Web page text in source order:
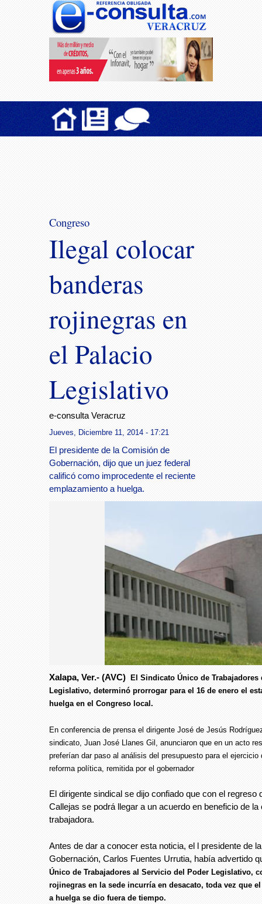
Congreso
Ilegal colocar
banderas
rojinegras en
el Palacio
Legislativo
e-consulta Veracruz
Jueves, Diciembre 11, 2014 - 17:21
El presidente de la Comisión de
Gobernación, dijo que un juez federal
calificó como improcedente el reciente
emplazamiento a huelga.
Foto: Especial
Xalapa, Ver.- (AVC)
El Sindicato Único de Trabajadores
Legislativo, determinó prorrogar para el 16 de enero el
huelga en el Congreso local.
En conferencia de prensa el dirigente José de Jesús
sindicato, Juan José Llanes Gil, anunciaron que en un acto
preferían dar paso al análisis del presupuesto para el ejercicio
reforma política, remitida por el gobernador
El dirigente sindical se dijo confiado que con el regreso
Callejas se podrá llegar a un acuerdo en beneficio de la
trabajadora.
Antes de dar a conocer esta noticia, el l presidente de
Gobernación, Carlos Fuentes Urrutia, había advertido
Único de Trabajadores al Servicio del Poder Legislativo,
rojinegras en la sede incurría en desacato, toda vez que
a huelga se dio fuera de tiempo.